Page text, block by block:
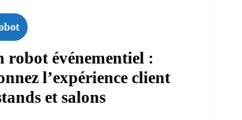
robot événementiel :
l’expérience client
et salons